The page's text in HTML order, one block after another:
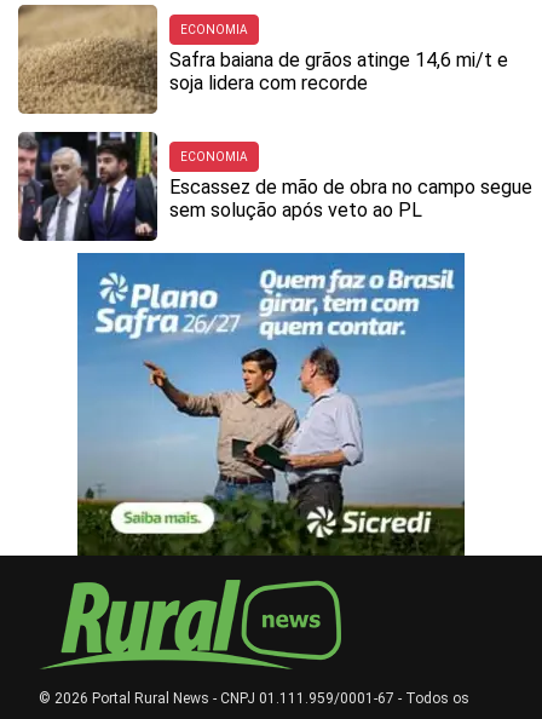
ECONOMIA
Safra baiana de grãos atinge 14,6 mi/t e
soja lidera com recorde
ECONOMIA
Escassez de mão de obra no campo segue
sem solução após veto ao PL
© 2026 Portal Rural News - CNPJ 01.111.959/0001-67 - Todos os